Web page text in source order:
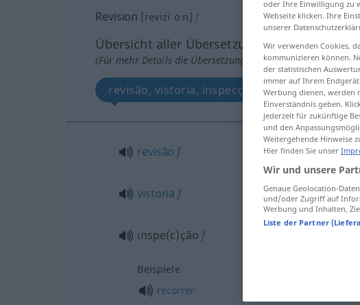
Revision [reviziˈoːn] f
Übersicht aller Übersetzungen
(Für mehr Details die Übersetzung anklicken/antippen)
revisão, vistoria, inspecção
revisão f
vistoria f
inspe(c)ção f
Beispiele
recorrer
oder Ihre Einwilligung zu
Webseite klicken. Ihre
unserer
Wir verwenden Cookies,
kommunizieren können.
der statistischen
immer auf Ihrem
Werbung dienen, werden
Einverständnis geben.
jederzeit für zukünftige
und den
Weitergehende Hinweise
Hier finden Sie unser
Wir und unsere
Genaue Geolocation-
und/oder Zugriff auf
Werbung und Inhalten,
Liste der Partner